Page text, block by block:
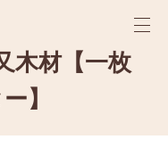
木材【一枚
】